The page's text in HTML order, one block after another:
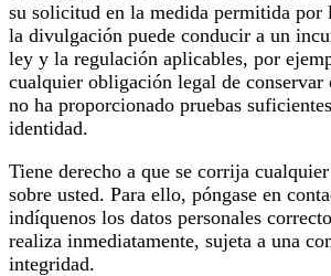
su solicitud en la medida permitida por
la divulgación puede conducir a un
ley y la regulación aplicables, por
cualquier obligación legal de conservar
no ha proporcionado pruebas
identidad.
Tiene derecho a que se corrija
sobre usted. Para ello, póngase en
indíquenos los datos personales
realiza inmediatamente, sujeta a una
integridad.